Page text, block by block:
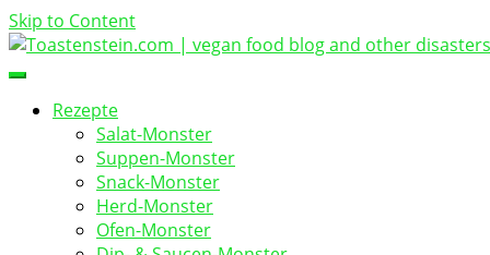
Skip to Content
Toastenstein.com
vegan food blog
Rezepte
Salat-Monster
Suppen-Monster
Snack-Monster
Herd-Monster
Ofen-Monster